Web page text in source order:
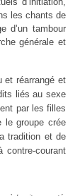
les chants de
d’un tambour
générale et
et réarrangé et
liés au sexe
par les filles
le groupe crée
tradition et de
contre-courant